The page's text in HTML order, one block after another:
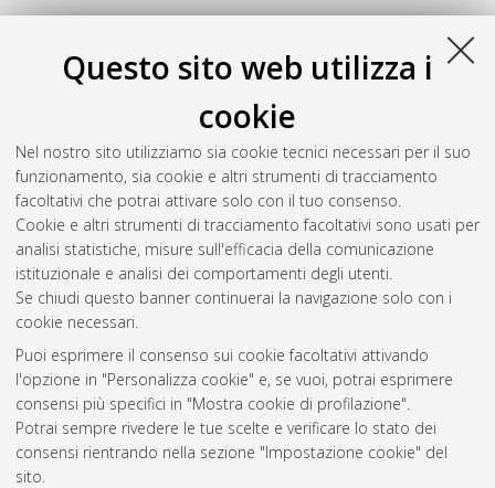
Questo sito web utilizza i
cookie
Nel nostro sito utilizziamo sia cookie tecnici necessari per il suo
funzionamento, sia cookie e altri strumenti di tracciamento
facoltativi che potrai attivare solo con il tuo consenso.
Cookie e altri strumenti di tracciamento facoltativi sono usati per
analisi statistiche, misure sull'efficacia della comunicazione
istituzionale e analisi dei comportamenti degli utenti.
Se chiudi questo banner continuerai la navigazione solo con i
cookie necessari.
Puoi esprimere il consenso sui cookie facoltativi attivando
l'opzione in "Personalizza cookie" e, se vuoi, potrai esprimere
consensi più specifici in "Mostra cookie di profilazione".
Potrai sempre rivedere le tue scelte e verificare lo stato dei
consensi rientrando nella sezione "Impostazione cookie" del
sito.
Gestione del documento:
Atom
Rss 1.0
Rss 2.0